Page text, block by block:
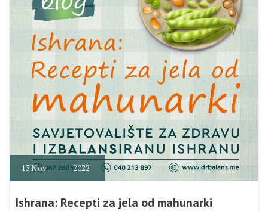
13Nov 2022
Ishrana: Recepti za jela od mahunarki